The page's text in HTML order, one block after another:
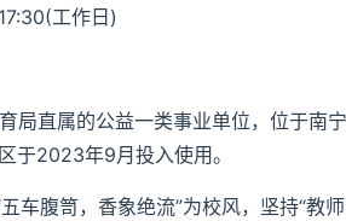
工作日)
局直属的公益一类事业单位，位于南
于2023年9月投入使用。
车腹笥，香象绝流”为校风，坚持“教